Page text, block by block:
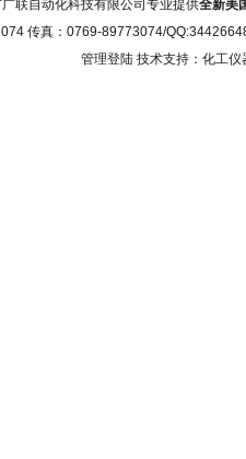
联自动化科技有限公司专业提供全新美
传真：0769-89773074/
管理登陆 技术支持：化工